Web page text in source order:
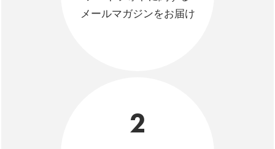
メールマガジンをお届け
2